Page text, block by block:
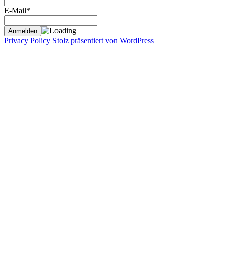
E-Mail*
Privacy Policy Stolz präsentiert von WordPress